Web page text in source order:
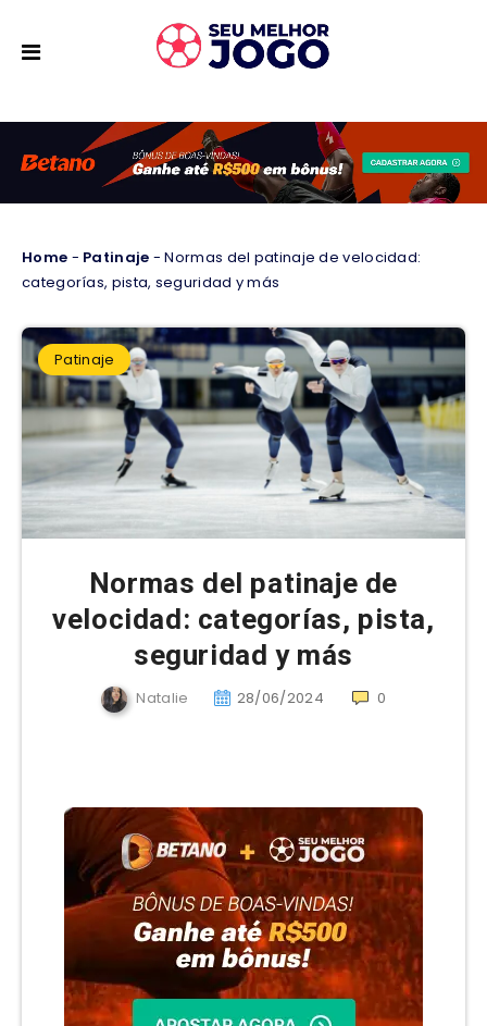
Home - Patinaje -Normas del patinaje de velocidad:
categorías, pista, seguridad y más
Patinaje
Normas del patinaje de
velocidad: categorías, pista,
seguridad y más
Natalie 28/06/2024 0